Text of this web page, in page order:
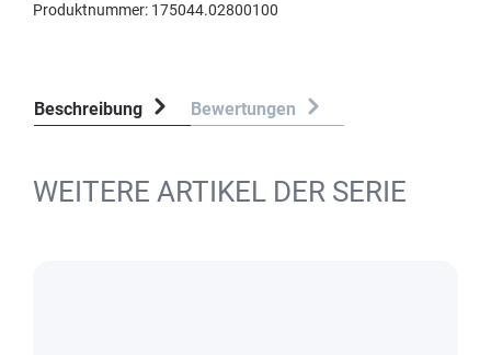
Produktnummer: 175044.02800100
Beschreibung Bewertungen
WEITERE ARTIKEL DER SERIE